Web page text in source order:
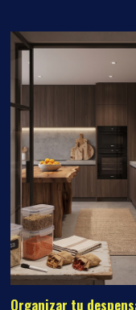
Organizar tu